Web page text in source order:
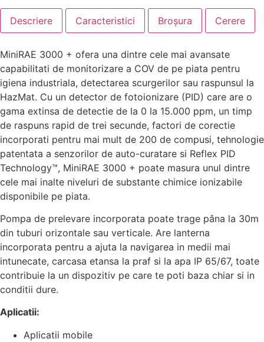
Descriere Caracteristici Broșura Cerere
MiniRAE 3000 + ofera una dintre cele mai avansate
capabilitati de monitorizare a COV de pe piata pentru
igiena industriala, detectarea scurgerilor sau raspunsul la
HazMat. Cu un detector de fotoionizare (PID) care are o
gama extinsa de detectie de la 0 la 15.000 ppm, un timp
de raspuns rapid de trei secunde, factori de corectie
incorporati pentru mai mult de 200 de compusi, tehnologie
patentata a senzorilor de auto-curatare si Reflex PID
Technology™, MiniRAE 3000 + poate masura unul dintre
cele mai inalte niveluri de substante chimice ionizabile
disponibile pe piata.
Pompa de prelevare incorporata poate trage pâna la 30m
din tuburi orizontale sau verticale. Are lanterna
incorporata pentru a ajuta la navigarea in medii mai
intunecate, carcasa etansa la praf si la apa IP 65/67, toate
contribuie la un dispozitiv pe care te poti baza chiar si in
conditii dure.
Aplicatii:
Aplicatii mobile